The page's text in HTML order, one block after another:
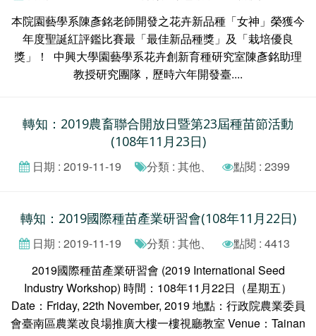
本院園藝學系陳彥銘老師開發之花卉新品種「女神」榮獲今
年度聖誕紅評鑑比賽最「最佳新品種獎」及「栽培優良
獎」！ 中興大學園藝學系花卉創新育種研究室陳彥銘助理
教授研究團隊，歷時六年開發臺....
轉知：2019農畜聯合開放日暨第23屆種苗節活動
(108年11月23日)
日期 : 2019-11-19 分類 : 其他、 點閱 : 2399
轉知：2019國際種苗產業研習會(108年11月22日)
日期 : 2019-11-19 分類 : 其他、
點閱 : 4413
2019國際種苗產業研習會 (2019 International Seed
Industry Workshop) 時間：108年11月22日（星期五）
Date：Friday, 22th November, 2019 地點：行政院農業委員
會臺南區農業改良場推廣大樓一樓視廳教室 Venue：Tainan